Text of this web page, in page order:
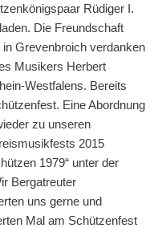
Rüdiger I.
Die Freundschaft
Grevenbroich verdanken
Musikers Herbert
Westfalens. Bereits
Eine Abordnung
zu unseren
2015
1979“ unter der
Bergatreuter
uns gerne und
Mal am Schützenfest